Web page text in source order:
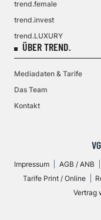
trend.female
trend.invest
trend.LUXURY
ÜBER TREND.
Mediadaten & Tarife
Das Team
Kontakt
Impressum AGB / ANB
Tarife Print / Online
Vertrag